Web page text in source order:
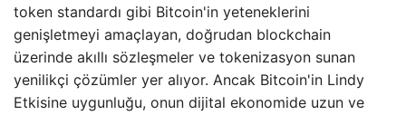
token standardı gibi Bitcoin'in yeteneklerini
genişletmeyi amaçlayan, doğrudan blockchain
üzerinde akıllı sözleşmeler ve tokenizasyon sunan
yenilikçi çözümler yer alıyor. Ancak Bitcoin'in Lindy
Etkisine uygunluğu, onun dijital ekonomide uzun ve